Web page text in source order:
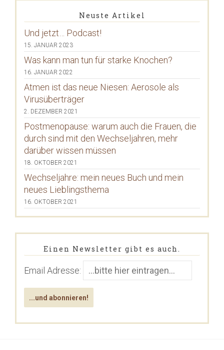
Neuste Artikel
Und jetzt… Podcast!
15. JANUAR 2023
Was kann man tun für starke Knochen?
16. JANUAR 2022
Atmen ist das neue Niesen: Aerosole als
Virusüberträger
2. DEZEMBER 2021
Postmenopause: warum auch die Frauen, die
durch sind mit den Wechseljahren, mehr
darüber wissen müssen
18. OKTOBER 2021
Wechseljahre: mein neues Buch und mein
neues Lieblingsthema
16. OKTOBER 2021
Einen Newsletter gibt es auch.
Email Adresse: